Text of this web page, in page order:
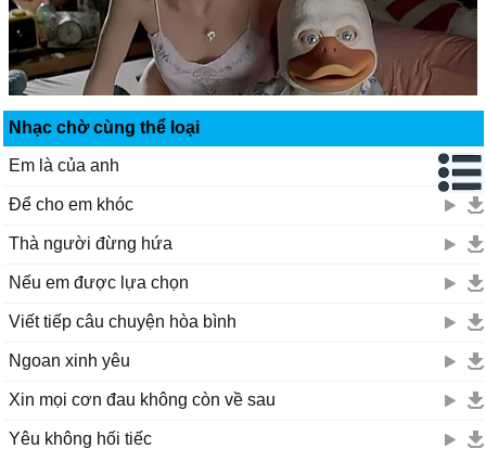
Nhạc chờ cùng thể loại
Em là của anh
Để cho em khóc
Thà người đừng hứa
Nếu em được lựa chọn
Viết tiếp câu chuyện hòa bình
Ngoan xinh yêu
Xin mọi cơn đau không còn về sau
Yêu không hối tiếc